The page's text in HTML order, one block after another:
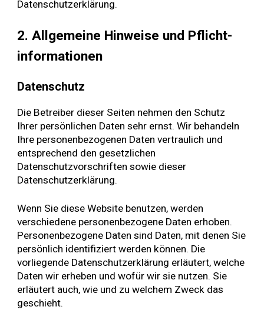
Datenschutzerklärung.
2. Allgemeine Hinweise und Pflicht­
informationen
Datenschutz
Die Betreiber dieser Seiten nehmen den Schutz
Ihrer persönlichen Daten sehr ernst. Wir behandeln
Ihre personenbezogenen Daten vertraulich und
entsprechend den gesetzlichen
Datenschutzvorschriften sowie dieser
Datenschutzerklärung.
Wenn Sie diese Website benutzen, werden
verschiedene personenbezogene Daten erhoben.
Personenbezogene Daten sind Daten, mit denen Sie
persönlich identifiziert werden können. Die
vorliegende Datenschutzerklärung erläutert, welche
Daten wir erheben und wofür wir sie nutzen. Sie
erläutert auch, wie und zu welchem Zweck das
geschieht.